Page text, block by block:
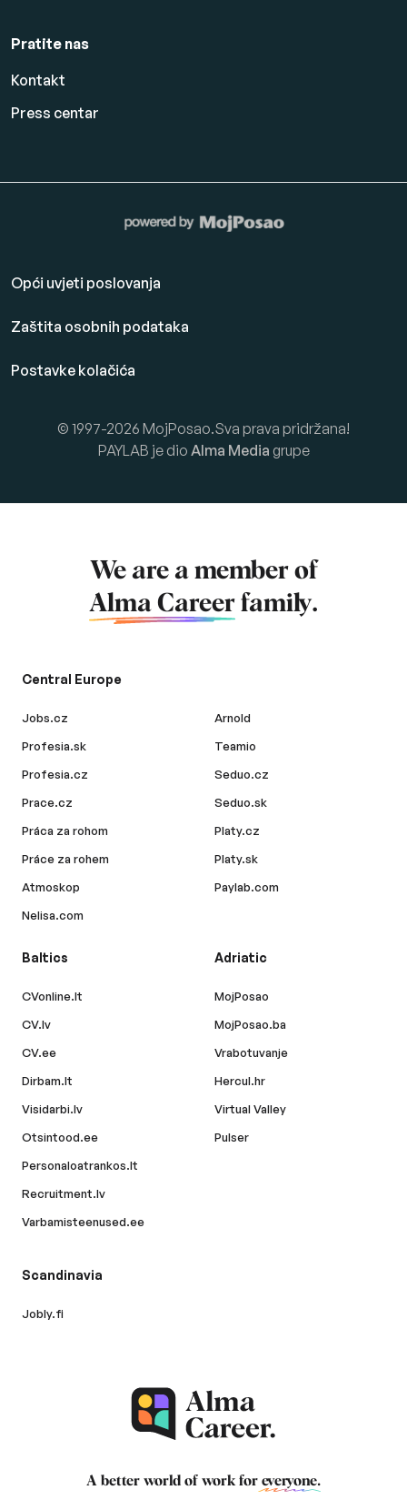
Pratite nas
Kontakt
Press centar
Opći uvjeti poslovanja
Zaštita osobnih podataka
Postavke kolačića
© 1997-2026 MojPosao.Sva prava pridržana!
PAYLAB je dio Alma Media grupe
We are a member of
Alma Career family.
Central Europe
Jobs.cz
Profesia.sk
Profesia.cz
Prace.cz
Práca za rohom
Práce za rohem
Atmoskop
Nelisa.com
Arnold
Teamio
Seduo.cz
Seduo.sk
Platy.cz
Platy.sk
Paylab.com
Baltics
CVonline.lt
CV.lv
CV.ee
Dirbam.lt
Visidarbi.lv
Otsintood.ee
Personaloatrankos.lt
Recruitment.lv
Varbamisteenused.ee
Adriatic
MojPosao
MojPosao.ba
Vrabotuvanje
Hercul.hr
Virtual Valley
Pulser
Scandinavia
Jobly.fi
A better world of work for everyone.